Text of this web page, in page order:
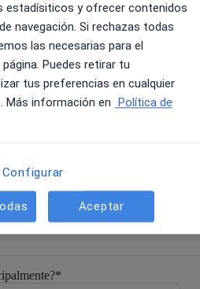
*
estadísiticos y ofrecer contenidos
navegación. Si rechazas todas
las necesarias para el
Puedes retirar tu
tus preferencias en cualquier
Más información en
Política de
Configurar
Aceptar